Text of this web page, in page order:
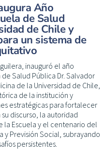
Año
de Salud
de Chile y
un sistema de
inauguró el año
Salud Pública Dr. Salvador
de la Universidad de Chile,
de la institución y
estratégicas para fortalecer
discurso, la autoridad
la Escuela y el centenario del
y Previsión Social, subrayando
persistentes.